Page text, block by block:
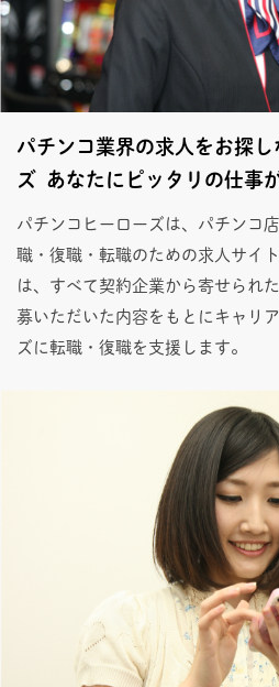
パチンコ業界の求人をお探
ズ あなたにピッタリの仕事
パチンコヒーローズは、パチンコ
職・復職・転職のための求人サイ
は、すべて契約企業から寄せられ
募いただいた内容をもとにキャリ
ズに転職・復職を支援します。